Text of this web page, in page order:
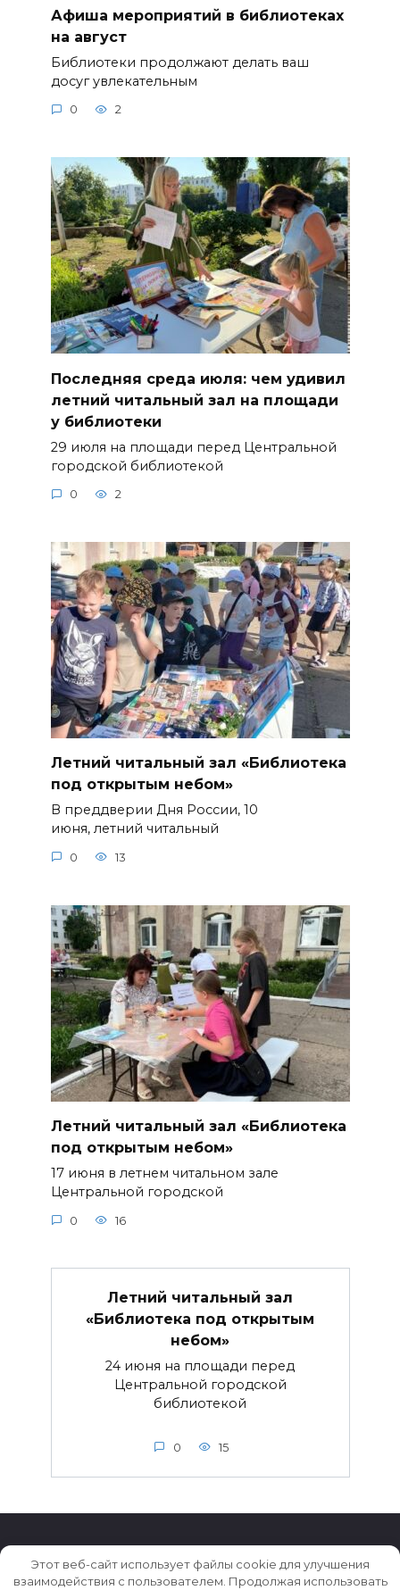
Афиша мероприятий в библиотеках
на август
Библиотеки продолжают делать ваш
досуг увлекательным
0 2
Последняя среда июля: чем удивил
летний читальный зал на площади
у библиотеки
29 июля на площади перед Центральной
городской библиотекой
0 2
Летний читальный зал «Библиотека
под открытым небом»
В преддверии Дня России, 10
июня, летний читальный
0 13
Летний читальный зал «Библиотека
под открытым небом»
17 июня в летнем читальном зале
Центральной городской
0 16
Летний читальный зал
«Библиотека под открытым
небом»
24 июня на площади перед
Центральной городской
библиотекой
0 15
© 2026 Истории ★ Новости ★ Факты ★ Очерки
Этот веб-сайт использует файлы cookie для улучшения
взаимодействия с пользователем. Продолжая использовать